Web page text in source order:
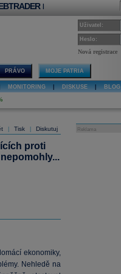
|
Uživatel:
Heslo:
Nová registrace
PRÁVO MOJE PATRIA
MONITORING DISKUSE BLOG
Tisk Diskutuj
proti
ekonomiky,
Nehledě na
Reklama